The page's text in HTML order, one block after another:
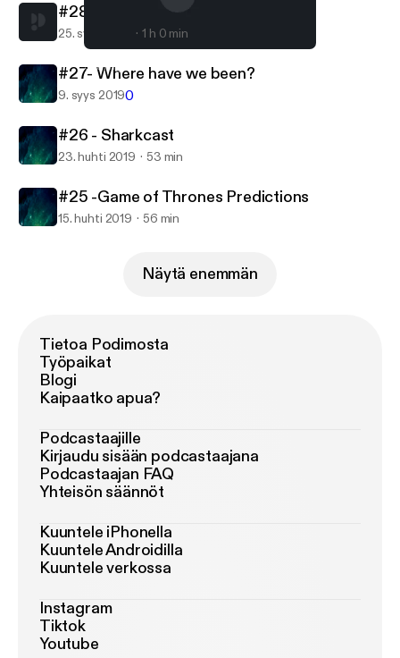
Settling For Eachother
#28- Are we engaged?
25. syys 2019 1 h 0 min
#27- Where have we been?
9. syys 20190
#26 - Sharkcast
23. huhti 2019 53 min
#25 -Game of Thrones Predictions
15. huhti 2019 56 min
Näytä enemmän
Tietoa Podimosta
Työpaikat
Blogi
Kaipaatko apua?
Podcastaajille
Kirjaudu sisään podcastaajana
Podcastaajan FAQ
Yhteisön säännöt
Kuuntele iPhonella
Kuuntele Androidilla
Kuuntele verkossa
Instagram
Tiktok
Youtube